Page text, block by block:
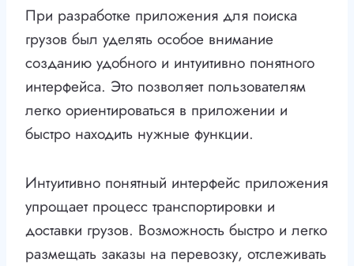
При разработке приложения для поиска
грузов был уделять особое внимание
созданию удобного и интуитивно понятного
интерфейса. Это позволяет пользователям
легко ориентироваться в приложении и
быстро находить нужные функции.
Интуитивно понятный интерфейс приложения
упрощает процесс транспортировки и
доставки грузов. Возможность быстро и легко
размещать заказы на перевозку, отслеживать